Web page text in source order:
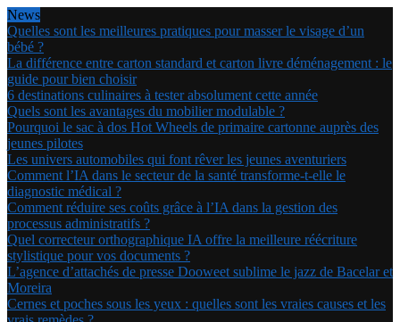
News
Quelles sont les meilleures pratiques pour masser le visage d’un
bébé ?
La différence entre carton standard et carton livre déménagement : le
guide pour bien choisir
6 destinations culinaires à tester absolument cette année
Quels sont les avantages du mobilier modulable ?
Pourquoi le sac à dos Hot Wheels de primaire cartonne auprès des
jeunes pilotes
Les univers automobiles qui font rêver les jeunes aventuriers
Comment l’IA dans le secteur de la santé transforme-t-elle le
diagnostic médical ?
Comment réduire ses coûts grâce à l’IA dans la gestion des
processus administratifs ?
Quel correcteur orthographique IA offre la meilleure réécriture
stylistique pour vos documents ?
L’agence d’attachés de presse Dooweet sublime le jazz de Bacelar et
Moreira
Cernes et poches sous les yeux : quelles sont les vraies causes et les